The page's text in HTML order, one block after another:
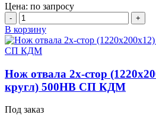
Цена: по запросу
Количество
товара
Нож
отвала
2х-
(1220х200х20)
(4
кругл)
В корзину
Нож отвала 2х-стор
кругл) 500HB СП КДМ
Под заказ